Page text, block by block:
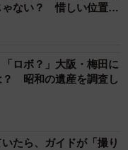
ゃない？ 惜しい位置関
「ロボ？」大阪・梅田に
？ 昭和の遺産を調査し
たら、ガイドが「撮り